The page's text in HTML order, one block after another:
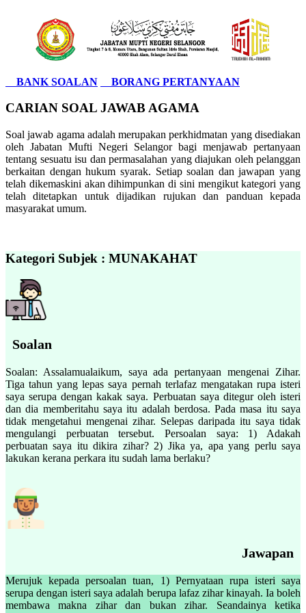
BANK SOALAN BORANG PERTANYAAN
CARIAN SOAL JAWAB AGAMA
Soal jawab agama adalah merupakan perkhidmatan yang disediakan
oleh Jabatan Mufti Negeri Selangor bagi menjawab pertanyaan
tentang sesuatu isu dan permasalahan yang diajukan oleh pelanggan
berkaitan dengan hukum syarak. Setiap soalan dan jawapan yang
telah dikemaskini akan dihimpunkan di sini mengikut kategori yang
telah ditetapkan untuk dijadikan rujukan dan panduan kepada
masyarakat umum.
Kategori Subjek : MUNAKAHAT
Soalan
Soalan: Assalamualaikum, saya ada pertanyaan mengenai Zihar.
Tiga tahun yang lepas saya pernah terlafaz mengatakan rupa isteri
saya serupa dengan kakak saya. Perbuatan saya ditegur oleh isteri
dan dia memberitahu saya itu adalah berdosa. Pada masa itu saya
tidak mengetahui mengenai zihar. Selepas daripada itu saya tidak
mengulangi perbuatan tersebut. Persoalan saya: 1) Adakah
perbuatan saya itu dikira zihar? 2) Jika ya, apa yang perlu saya
lakukan kerana perkara itu sudah lama berlaku?
Jawapan
Merujuk kepada persoalan tuan, 1) Pernyataan rupa isteri saya
serupa dengan isteri saya adalah berupa lafaz zihar kinayah. Ia boleh
membawa makna zihar dan bukan zihar. Seandainya ketika